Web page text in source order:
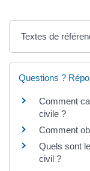
Textes de
Questions ?
Comment
civile ?
Comment
Quels sont
civil ?